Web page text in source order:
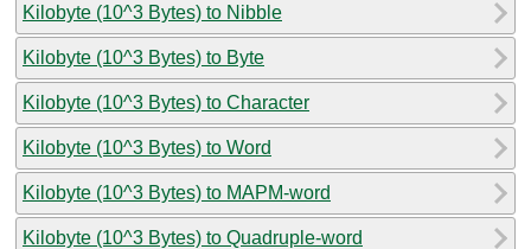
Kilobyte (10^3 Bytes) to Nibble
Kilobyte (10^3 Bytes) to Byte
Kilobyte (10^3 Bytes) to Character
Kilobyte (10^3 Bytes) to Word
Kilobyte (10^3 Bytes) to MAPM-word
Kilobyte (10^3 Bytes) to Quadruple-word